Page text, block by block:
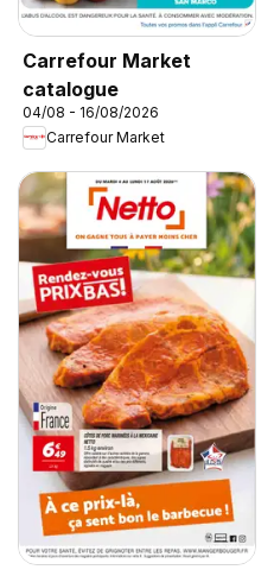
Carrefour Market
catalogue
04/08 - 16/08/2026
Carrefour Market